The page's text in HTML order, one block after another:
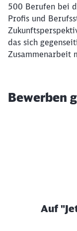
500 Berufen bei
Profis und
das sich
Zusammenarbeit
Bewerben
Auf